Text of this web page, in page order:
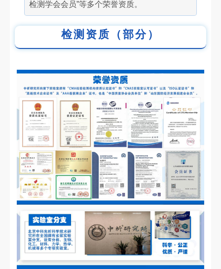
检测学会会员”等多个荣誉资质。
检测资质（部分）